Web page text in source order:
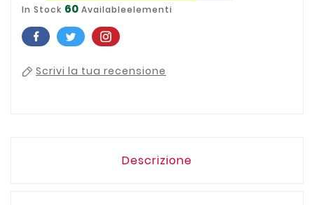
In Stock 60 Availableelementi
Scrivi la tua recensione
Descrizione